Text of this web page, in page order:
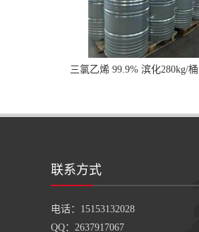
三氯乙烯 99.9% 滨化280kg/
联系方式
电话：15153132028
QQ：2637917067